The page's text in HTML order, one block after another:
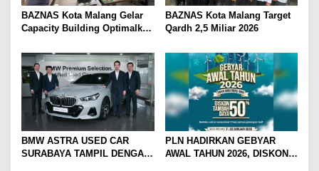
BAZNAS Kota Malang Gelar
Capacity Building Optimalkan
BAZNAS Kota Malang Target
Qardh 2,5 Miliar 2026
BMW ASTRA USED CAR
SURABAYA TAMPIL DENGAN
PLN HADIRKAN GEBYAR
AWAL TAHUN 2026, DISKON